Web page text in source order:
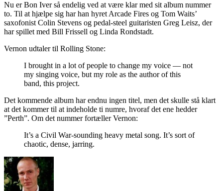
Nu er Bon Iver så endelig ved at være klar med sit album nummer
to. Til at hjælpe sig har han hyret Arcade Fires og Tom Waits’
saxofonist Colin Stevens og pedal-steel guitaristen Greg Leisz, der
har spillet med Bill Frissell og Linda Rondstadt.
Vernon udtaler til Rolling Stone:
I brought in a lot of people to change my voice — not
my singing voice, but my role as the author of this
band, this project.
Det kommende album har endnu ingen titel, men det skulle stå klart
at det kommer til at indeholde ti numre, hvoraf det ene hedder
”Perth”. Om det nummer fortæller Vernon:
It’s a Civil War-sounding heavy metal song. It’s sort of
chaotic, dense, jarring.